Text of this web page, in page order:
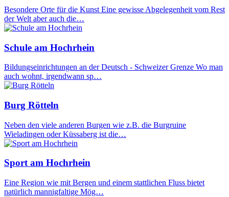
Besondere Orte für die Kunst Eine gewisse Abgelegenheit vom Rest
der Welt aber auch die…
Schule am Hochrhein
Bildungseinrichtungen an der Deutsch - Schweizer Grenze Wo man
auch wohnt, irgendwann sp…
Burg Rötteln
Neben den viele anderen Burgen wie z.B. die Burgruine
Wieladingen oder Küssaberg ist die…
Sport am Hochrhein
Eine Region wie mit Bergen und einem stattlichen Fluss bietet
natürlich mannigfaltige Mög…